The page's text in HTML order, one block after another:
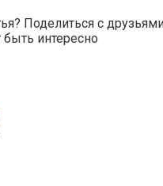
Поделиться с
интересно